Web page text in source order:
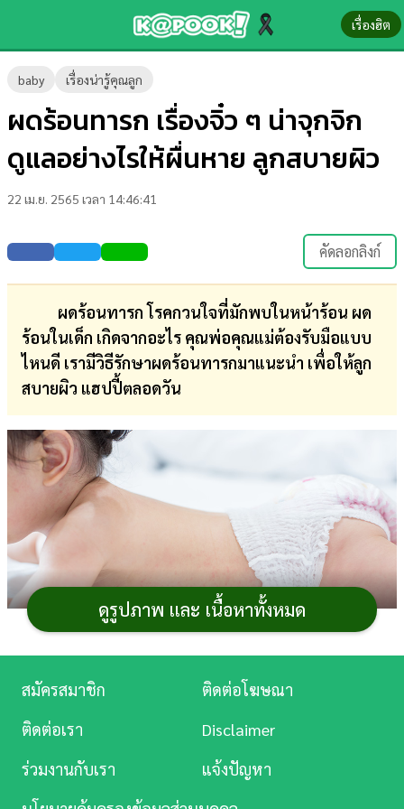
เรื่องฮิต
baby เรื่องน่ารู้คุณลูก
ผดร้อนทารก เรื่องจิ๋ว ๆ น่าจุกจิก
ดูแลอย่างไรให้ผื่นหาย ลูกสบายผิว
22 เม.ย. 2565 เวลา 14:46:41
คัดลอกลิงก์
ผดร้อนทารก โรคกวนใจที่มักพบในหน้าร้อน ผด
ร้อนในเด็ก เกิดจากอะไร คุณพ่อคุณแม่ต้องรับมือแบบ
ไหนดี เรามีวิธีรักษาผดร้อนทารกมาแนะนำ เพื่อให้ลูก
สบายผิว แฮปปี้ตลอดวัน
ในช่วงฤดูร้อนที่อากาศร้อนอบอ้าว แม้แต่ผู้ใหญ่อย่าง
ยิ่งถ้าสังเกตดูจะพบว่าบางครั้งลูกก็มีผดผื่นคัน
ตุ่มน้ำใส ๆ ขึ้นมาตามใบหน้า คอ ข้อพับ แขน รวมถึงบริเวณ
ดูรูปภาพ และ เนื้อหาทั้งหมด
ข่าว-
ความ
รู้
บันเทิง
ตรวจ
ผล
บอล
สด
การ
เงิน
การ
ศึกษา
บันเทิง
ดู
Music
สมัครสมาชิก
ติดต่อโฆษณา
ติดต่อเรา
Disclaimer
ร่วมงานกับเรา
แจ้งปัญหา